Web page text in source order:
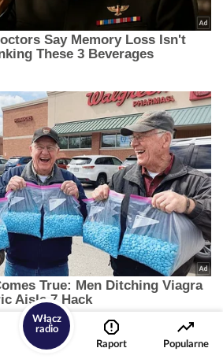
Włącz
radio
Raport
Popularne